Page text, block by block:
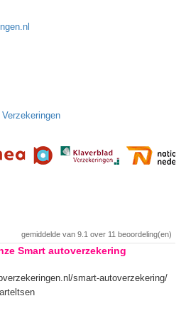
Smart autoverzekering
smart-autoverzekering/
gemiddelde van 9.1 over 11 beoordeling(en)